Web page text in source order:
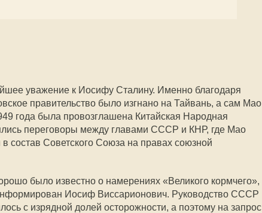
уважение к Иосифу Сталину. Именно благодаря
правительство было изгнано на Тайвань, а сам Мао
года была провозглашена Китайская Народная
переговоры между главами СССР и КНР, где Мао
состав Советского Союза на правах союзной
было известно о намерениях «Великого кормчего»,
Иосиф Виссарионович. Руководство СССР
с изрядной долей осторожности, а поэтому на запрос